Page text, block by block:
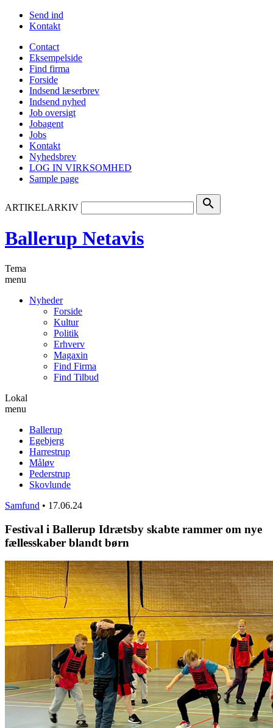
Send ind
Kontakt
Contact
Eksempelside
Find firma
Forside
Indsend læserbrev
Indsend nyhed
Job oversigt
Jobagent
Jobs
Kontakt
Nyhedsbrev
LOG IN VIRKSOMHED
Sample page
ARTIKELARKIV search
Ballerup Netavis
Tema
menu
Nyheder
Forside
Kultur
Politik
Erhverv
Magaxin
Find Firma
Find Tilbud
Lokal
menu
Ballerup
Egebjerg
Harrestrup
Måløv
Pederstrup
Skovlunde
Samfund • 17.06.24
Festival i Ballerup Idrætsby skabte rammer om nye
fællesskaber blandt børn